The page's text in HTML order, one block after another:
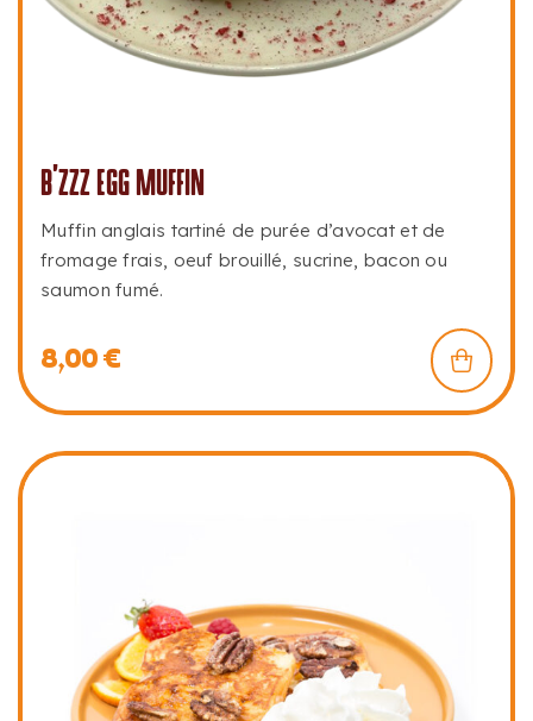
B’ZZZ EGG MUFFIN
Muffin anglais tartiné de purée d’avocat et de
fromage frais, oeuf brouillé, sucrine, bacon ou
saumon fumé.
8,00€